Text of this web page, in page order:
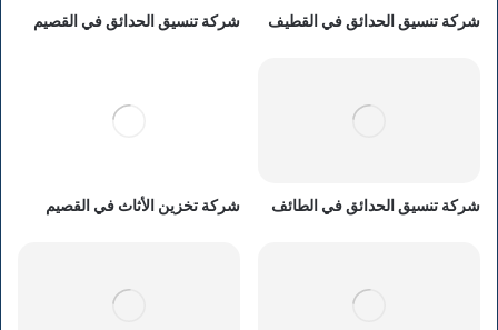
شركة تنسيق الحدائق في القطيف شركة تنسيق الحدائق في القصيم
شركة تنسيق الحدائق في الطائف شركة تخزين الأثاث في القصيم